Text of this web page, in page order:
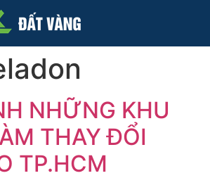
NHỮNG KHU
THAY ĐỔI
TP.HCM